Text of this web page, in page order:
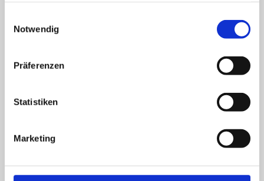
Notwendig
Präferenzen
Statistiken
Marketing
Pflegegrad 2
Pflegegrad 3
Erstattung der Pflegekassen für
bis zu 131 Euro/Monat für Pflege und